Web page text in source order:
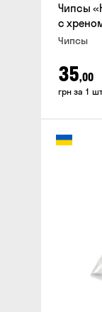
Чипсы
с
Чипсы
35,00
грн за 1